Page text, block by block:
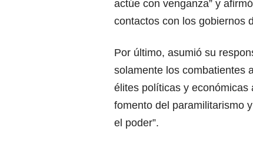
actúe con venganza” y
contactos con los gobiernos
Por último, asumió su
solamente los combatientes
élites políticas y económicas
fomento del paramilitarismo
el poder”.